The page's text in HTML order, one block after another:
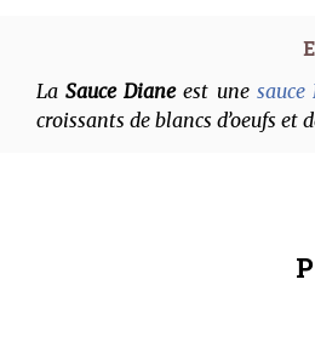
LaSauce Dianeest une sauce
croissants de blancs d’oeufs et